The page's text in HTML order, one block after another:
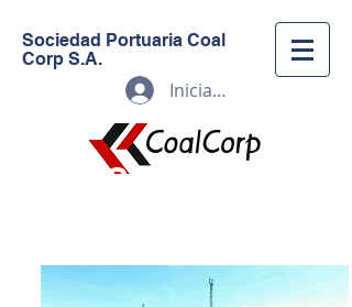
Sociedad Portuaria Coal
Corp S.A.
Iniciar sesión
Sociedad